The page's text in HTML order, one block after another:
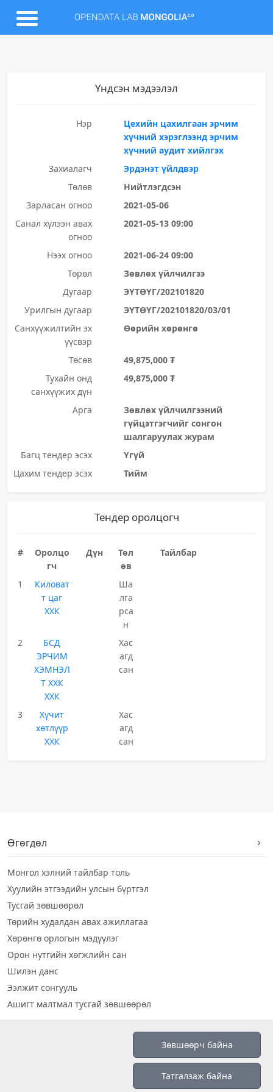
Үндсэн мэдээлэл
Нэр
Цехийн цахилгаан эрчим
хүчний хэрэглээнд эрчим
хүчний аудит хийлгэх
Захиалагч
Эрдэнэт үйлдвэр
Төлөв
Нийтлэгдсэн
Зарласан огноо
2021-05-06
Санал хүлээн авах
огноо
2021-05-13 09:00
Нээх огноо
2021-06-24 09:00
Төрөл
Зөвлөх үйлчилгээ
Дугаар
ЭҮТӨҮГ/202101820
Урилгын дугаар
ЭҮТӨҮГ/202101820/03/01
Санхүүжилтийн эх
үүсвэр
Өөрийн хөрөнгө
Төсөв
49,875,000 ₮
Тухайн онд
санхүүжих дүн
49,875,000 ₮
Арга
Зөвлөх үйлчилгээний
гүйцэтгэгчийг сонгон
шалгаруулах журам
Багц тендер эсэх
Үгүй
Цахим тендер эсэх
Тийм
Тендер оролцогч
#
Оролцо
гч
Дүн
Төл
өв
Тайлбар
1
Киловат
т цаг
ХХК
Ша
лга
рса
н
2
БСД
ЭРЧИМ
ХЭМНЭЛ
Т ХХК
ХХК
Хас
агд
сан
3
Хүчит
хөтлүүр
ХХК
Хас
агд
сан
Өгөгдөл
Монгол хэлний тайлбар толь
Хуулийн этгээдийн улсын бүртгэл
Тусгай зөвшөөрөл
Төрийн худалдан авах ажиллагаа
Хөрөнгө орлогын мэдүүлэг
Орон нутгийн хөгжлийн сан
Шилэн данс
Ээлжит сонгууль
Ашигт малтмал тусгай зөвшөөрөл
Зөвшөөрч байна
Татгалзаж байна